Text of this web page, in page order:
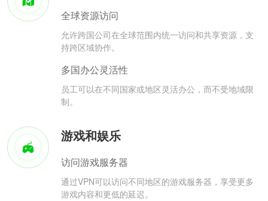
全球资源访问
允许跨国公司在全球范围内统一访问和共享资源，支
持跨区域协作。
多国办公灵活性
员工可以在不同国家或地区灵活办公，而不受地域限
制。
游戏和娱乐
访问游戏服务器
通过VPN可以访问不同地区的游戏服务器，享受更多
游戏内容和更低的延迟。